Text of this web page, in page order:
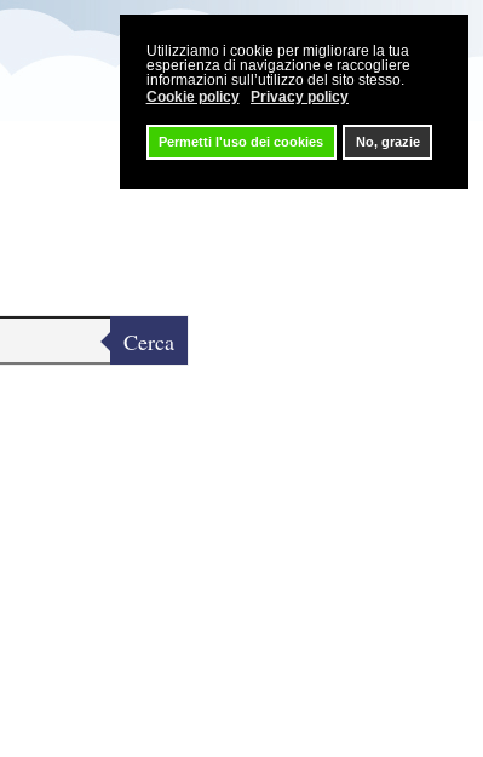
Utilizziamo i cookie per migliorare la tua
esperienza di navigazione e raccogliere
informazioni sull’utilizzo del sito stesso.
Cookie policy
Privacy policy
Permetti l'uso dei cookies No, grazie
Cerca